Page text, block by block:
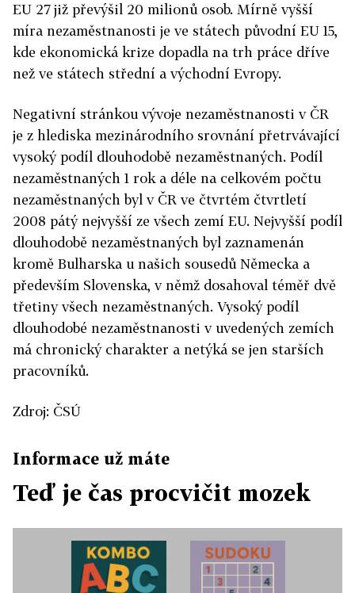
EU 27 již převýšil 20 milionů osob. Mírně vyšší
míra nezaměstnanosti je ve státech původní EU 15,
kde ekonomická krize dopadla na trh práce dříve
než ve státech střední a východní Evropy.
Negativní stránkou vývoje nezaměstnanosti v ČR
je z hlediska mezinárodního srovnání přetrvávající
vysoký podíl dlouhodobě nezaměstnaných. Podíl
nezaměstnaných 1 rok a déle na celkovém počtu
nezaměstnaných byl v ČR ve čtvrtém čtvrtletí
2008 pátý nejvyšší ze všech zemí EU. Nejvyšší podíl
dlouhodobě nezaměstnaných byl zaznamenán
kromě Bulharska u našich sousedů Německa a
především Slovenska, v němž dosahoval téměř dvě
třetiny všech nezaměstnaných. Vysoký podíl
dlouhodobé nezaměstnanosti v uvedených zemích
má chronický charakter a netýká se jen starších
pracovníků.
Zdroj: ČSÚ
Informace už máte
Teď je čas procvičit mozek